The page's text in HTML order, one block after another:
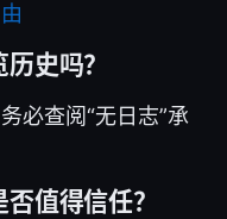
史吗？
必查阅“无日志”承
值得信任？